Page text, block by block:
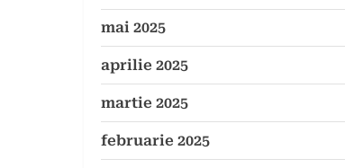
mai 2025
aprilie 2025
martie 2025
februarie 2025